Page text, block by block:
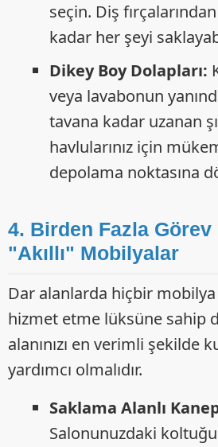
seçin. Diş
kadar her şeyi
Dikey Boy Dolapları:
veya lavabonun
tavana kadar uzanan
havlularınız için
depolama noktasına
4. Birden Fazla Görev
"Akıllı" Mobilyalar
Dar alanlarda hiçbir
hizmet etme lüksüne sahip
alanınızı en verimli şekilde
yardımcı olmalıdır.
Saklama Alanlı
Salonunuzdaki